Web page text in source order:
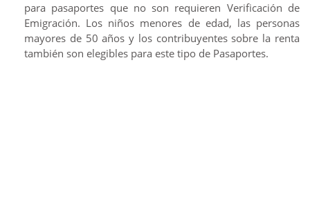
para pasaportes que no son requieren Verificación de
Emigración. Los niños menores de edad, las personas
mayores de 50 años y los contribuyentes sobre la renta
también son elegibles para este tipo de Pasaportes.